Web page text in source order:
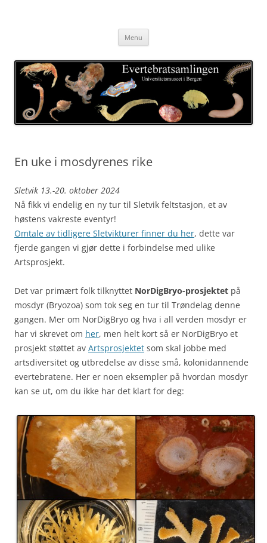
Menu
En uke i mosdyrenes rike
Sletvik 13.-20. oktober 2024
Nå fikk vi endelig en ny tur til Sletvik feltstasjon, et av
høstens vakreste eventyr!
Omtale av tidligere Sletvikturer finner du her, dette var
fjerde gangen vi gjør dette i forbindelse med ulike
Artsprosjekt.
Det var primært folk tilknyttet NorDigBryo-prosjektet på
mosdyr (Bryozoa) som tok seg en tur til Trøndelag denne
gangen. Mer om NorDigBryo og hva i all verden mosdyr er
har vi skrevet om her, men helt kort så er NorDigBryo et
prosjekt støttet av Artsprosjektet som skal jobbe med
artsdiversitet og utbredelse av disse små, kolonidannende
evertebratene. Her er noen eksempler på hvordan mosdyr
kan se ut, om du ikke har det klart for deg: